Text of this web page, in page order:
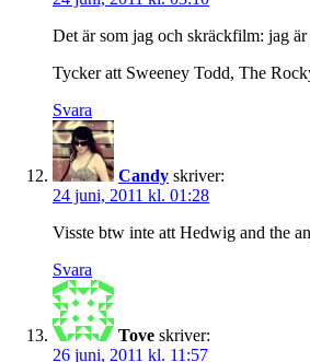
Det är som jag och skräckfilm: jag
Tycker att Sweeney Todd, The
Svara
Candy skriver:
24 juni, 2011 kl. 01:28
Visste btw inte att Hedwig and the
Svara
Tove skriver:
26 juni, 2011 kl. 11:57